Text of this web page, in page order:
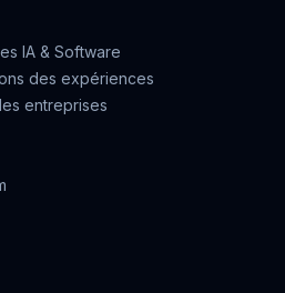
IA & Software
des expériences
entreprises